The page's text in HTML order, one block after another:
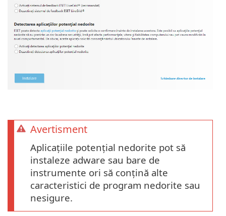
Avertisment
Aplicațiile potențial nedorite pot să
instaleze adware sau bare de
instrumente ori să conțină alte
caracteristici de program nedorite sau
nesigure.